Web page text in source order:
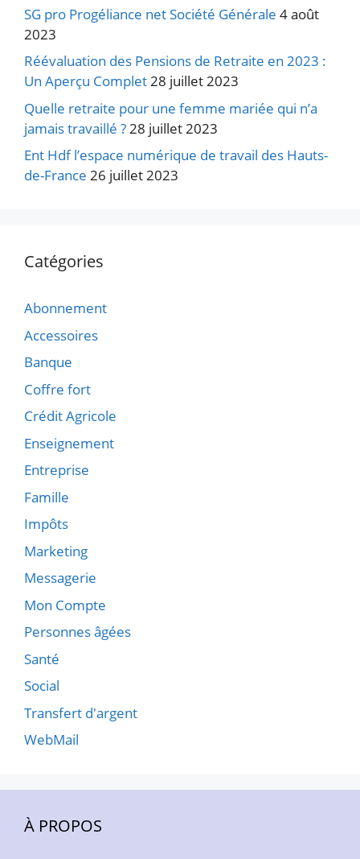
SG pro Progéliance net Société Générale 4 août
2023
Réévaluation des Pensions de Retraite en 2023 :
Un Aperçu Complet28 juillet 2023
Quelle retraite pour une femme mariée qui n’a
jamais travaillé ?28 juillet 2023
Ent Hdf l’espace numérique de travail des Hauts-
de-France 26 juillet 2023
Catégories
Abonnement
Accessoires
Banque
Coffre fort
Crédit Agricole
Enseignement
Entreprise
Famille
Impôts
Marketing
Messagerie
Mon Compte
Personnes âgées
Santé
Social
Transfert d'argent
WebMail
À PROPOS